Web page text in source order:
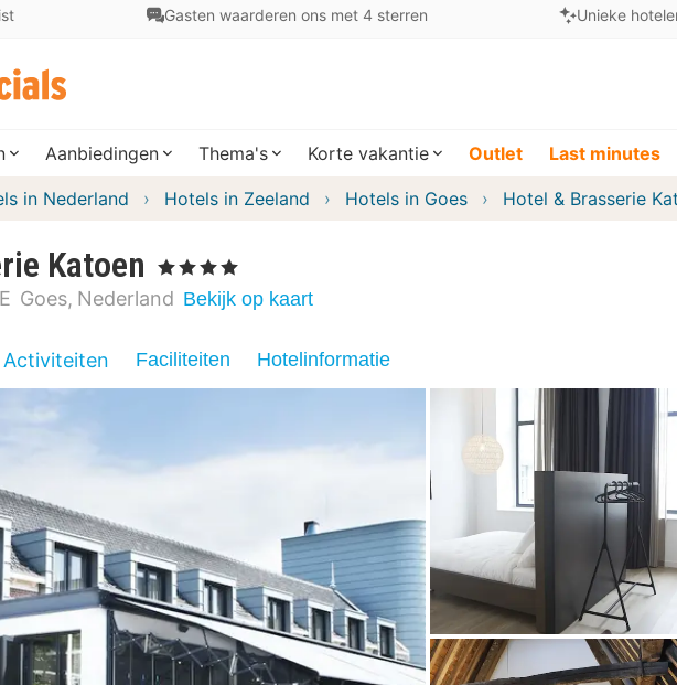
Gasten waarderen ons met 4 sterren Unieke
Aanbiedingen Thema's Korte vakantie Outlet Last minutes
in Nederland Hotels in Zeeland Hotels in Goes Hotel & Brasserie
Katoen , 4 Sterren
Goes Nederland Bekijk op kaart
Faciliteiten Hotelinformatie